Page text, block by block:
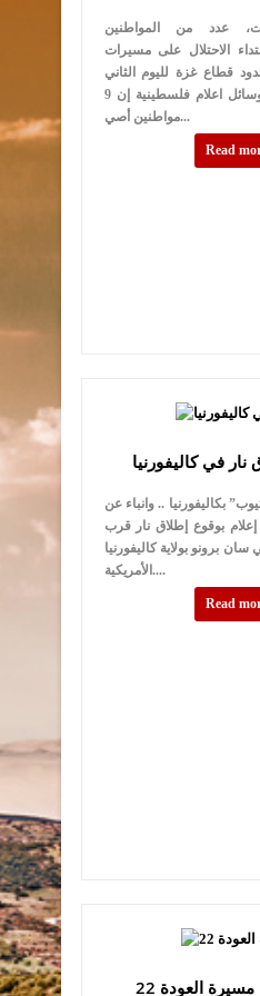
عدد من المواطنين
الاحتلال على مسيرات
قطاع غزة لليوم الثاني
على التوالي. وقالت وسائل اعلام فلسطينية إن 9
مواطنين أصي...
Read
في كاليفورنيا
بكاليفورنيا .. وانباء عن
بوقوع إطلاق نار قرب
برونو بولاية كاليفورنيا
الأمريكية....
Read
مسيرة العودة